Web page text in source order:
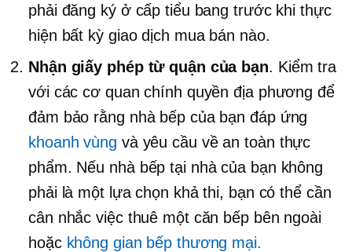
phải đăng ký ở cấp tiểu bang trước khi thực
hiện bất kỳ giao dịch mua bán nào.
Nhận giấy phép từ quận của bạn. Kiểm tra
với các cơ quan chính quyền địa phương để
đảm bảo rằng nhà bếp của bạn đáp ứng
khoanh vùng và yêu cầu về an toàn thực
phẩm. Nếu nhà bếp tại nhà của bạn không
phải là một lựa chọn khả thi, bạn có thể cần
cân nhắc việc thuê một căn bếp bên ngoài
hoặc không gian bếp thương mại.